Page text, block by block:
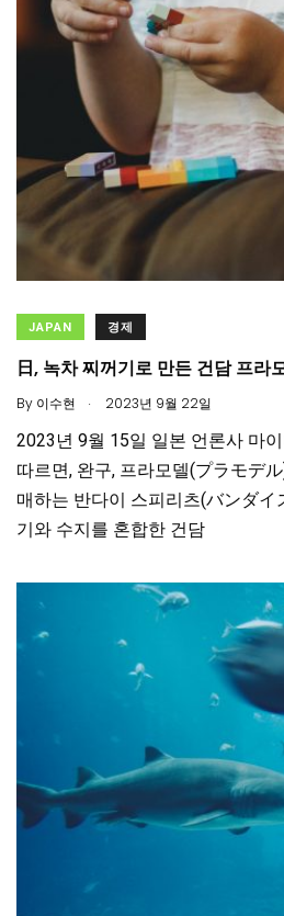
JAPAN 경제
日, 녹차 찌꺼기로 만든 건담 프라
By 이수현 . 2023년 9월 22일
2023년 9월 15일 일본 언론사 마
따르면, 완구, 프라모델(プラモデ
매하는 반다이 스피리츠(バンダイ
기와 수지를 혼합한 건담